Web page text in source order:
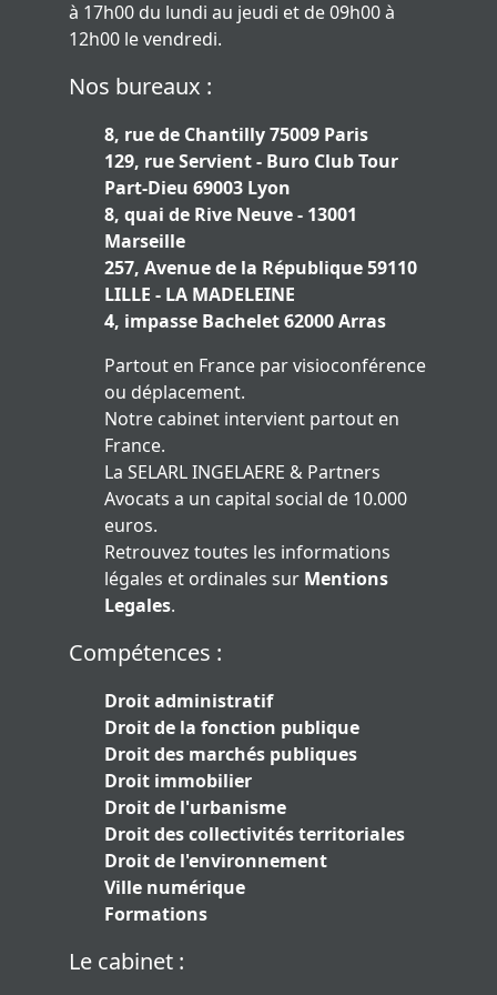
à 17h00 du lundi au jeudi et de 09h00 à
12h00 le vendredi.
Nos bureaux :
8, rue de Chantilly 75009 Paris
129, rue Servient - Buro Club Tour
Part-Dieu 69003 Lyon
8, quai de Rive Neuve - 13001
Marseille
257, Avenue de la République 59110
LILLE - LA MADELEINE
4, impasse Bachelet 62000 Arras
Partout en France par visioconférence
ou déplacement.
Notre cabinet intervient partout en
France.
La SELARL INGELAERE & Partners
Avocats a un capital social de 10.000
euros.
Retrouvez toutes les informations
légales et ordinales sur Mentions
Legales.
Compétences :
Droit administratif
Droit de la fonction publique
Droit des marchés publiques
Droit immobilier
Droit de l'urbanisme
Droit des collectivités territoriales
Droit de l'environnement
Ville numérique
Formations
Le cabinet :